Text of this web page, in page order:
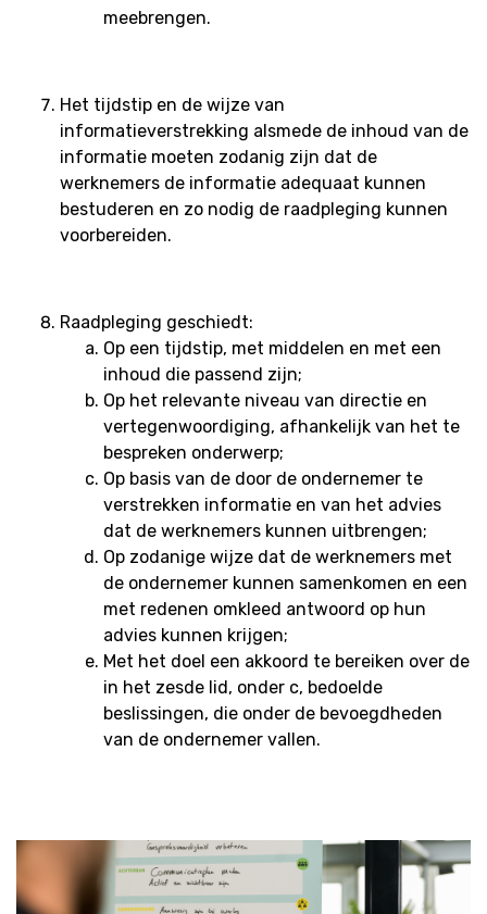
meebrengen.
Het tijdstip en de wijze van
informatieverstrekking alsmede de inhoud van de
informatie moeten zodanig zijn dat de
werknemers de informatie adequaat kunnen
bestuderen en zo nodig de raadpleging kunnen
voorbereiden.
Raadpleging geschiedt:
Op een tijdstip, met middelen en met een
inhoud die passend zijn;
Op het relevante niveau van directie en
vertegenwoordiging, afhankelijk van het te
bespreken onderwerp;
Op basis van de door de ondernemer te
verstrekken informatie en van het advies
dat de werknemers kunnen uitbrengen;
Op zodanige wijze dat de werknemers met
de ondernemer kunnen samenkomen en een
met redenen omkleed antwoord op hun
advies kunnen krijgen;
Met het doel een akkoord te bereiken over de
in het zesde lid, onder c, bedoelde
beslissingen, die onder de bevoegdheden
van de ondernemer vallen.